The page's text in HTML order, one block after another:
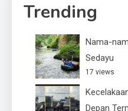
Trending
Nama-
Sedayu
17 views
Depan